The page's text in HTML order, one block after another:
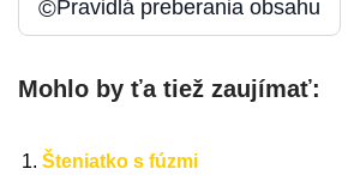
©Pravidlá preberania obsahu
Mohlo by ťa tiež zaujímať:
Šteniatko s fúzmi